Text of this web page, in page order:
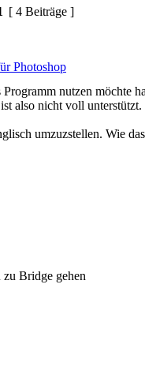
[ 4 Beiträge ]
Photoshop
nutzen
also nicht voll unterstützt.
umzuzstellen. Wie
Bridge gehen